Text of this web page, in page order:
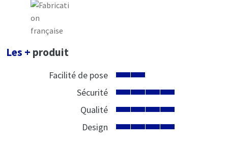
Les + produit
Facilité de pose
Sécurité
Qualité
Design